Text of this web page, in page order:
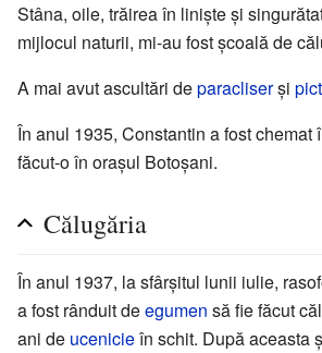
Stâna, oile, trăirea în liniște și
mijlocul naturii, mi-au fost școală de
A mai avut ascultări deparacliserși
În anul 1935, Constantin a fost chemat
făcut-o în orașul Botoșani.
Călugăria
În anul 1937, la sfârșitul lunii iulie,
a fost rânduit deegumen să fie făcut
ani de ucenicieîn schit. După aceasta